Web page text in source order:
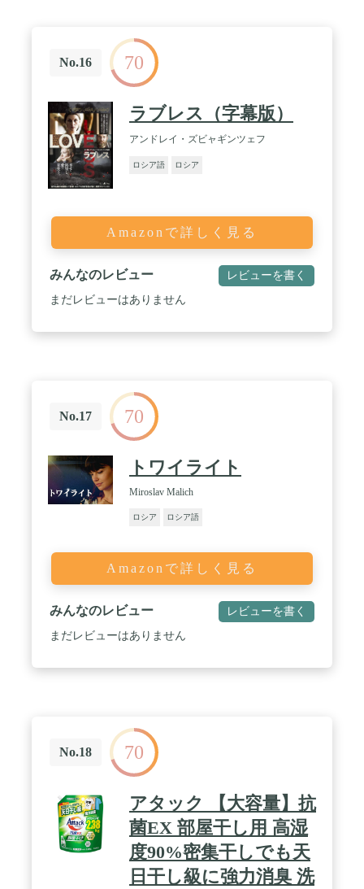
No.16 70
ラブレス（字幕版）
アンドレイ・ズビャギンツェフ
ロシア語 ロシア
Amazonで詳しく見る
みんなのレビュー レビューを書く
まだレビューはありません
No.17 70
トワイライト
Miroslav Malich
ロシア ロシア語
Amazonで詳しく見る
みんなのレビュー レビューを書く
まだレビューはありません
No.18 70
アタック 【大容量】抗
菌EX 部屋干し用 高湿
度90%密集干しでも天
日干し級に強力消臭 洗